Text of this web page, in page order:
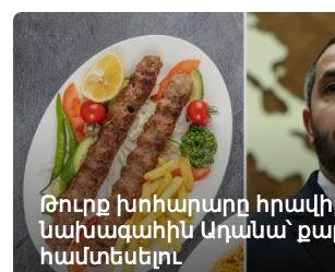
Թուրք խոհարարը
նախագահին Ադանա՝
համտեսելու